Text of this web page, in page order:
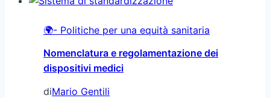
🌍- Politiche per una equità sanitaria
Nomenclatura e regolamentazione dei
dispositivi medici
diMario Gentili